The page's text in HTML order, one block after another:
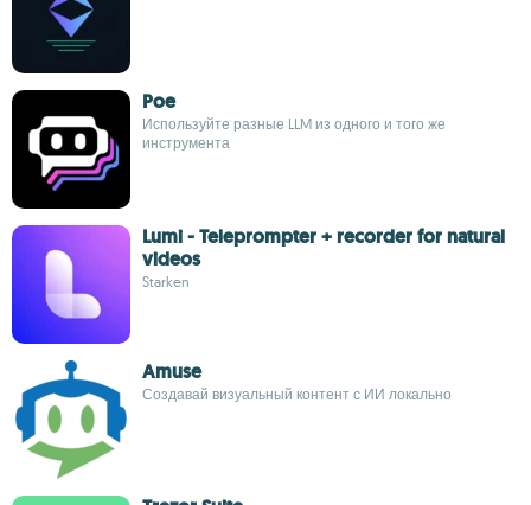
Poe
Используйте разные LLM из одного и того же
инструмента
Lumi - Teleprompter + recorder for natural
videos
Starken
Amuse
Создавай визуальный контент с ИИ локально